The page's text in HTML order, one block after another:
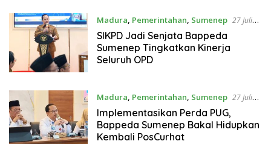
Madura, Pemerintahan, Sumenep 27 Juli
2026
SIKPD Jadi Senjata Bappeda
Sumenep Tingkatkan Kinerja
Seluruh OPD
Madura, Pemerintahan, Sumenep 27 Juli
2026
Implementasikan Perda PUG,
Bappeda Sumenep Bakal Hidupkan
Kembali PosCurhat